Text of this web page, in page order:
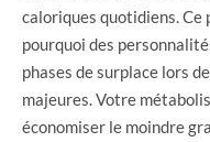
caloriques quotidiens. Ce
pourquoi des
phases de surplace lors
majeures. Votre
économiser le moindre